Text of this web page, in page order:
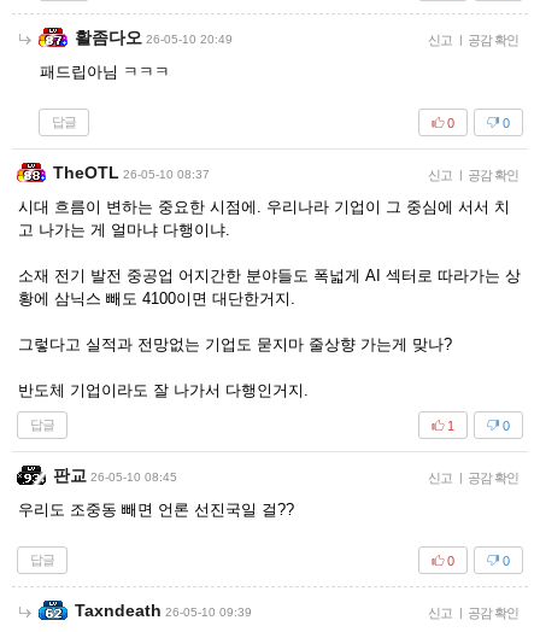
활좀다오 26-05-10 20:49 신고 | 공감 확인
패드립아님 ㅋㅋㅋ
답글 0
0
TheOTL 26-05-10 08:37 신고 | 공감 확인
시대 흐름이 변하는 중요한 시점에. 우리나라 기업이 그 중심에 서서 치
고 나가는 게 얼마냐 다행이냐.
소재 전기 발전 중공업 어지간한 분야들도 폭넓게 AI 섹터로 따라가는 상
황에 삼닉스 빼도 4100이면 대단한거지.
그렇다고 실적과 전망없는 기업도 묻지마 줄상향 가는게 맞나?
반도체 기업이라도 잘 나가서 다행인거지.
답글 0
1
판교 26-05-10 08:45 신고 | 공감 확인
우리도 조중동 빼면 언론 선진국일 걸??
답글 0
0
Taxndeath 26-05-10 09:39 신고 | 공감 확인